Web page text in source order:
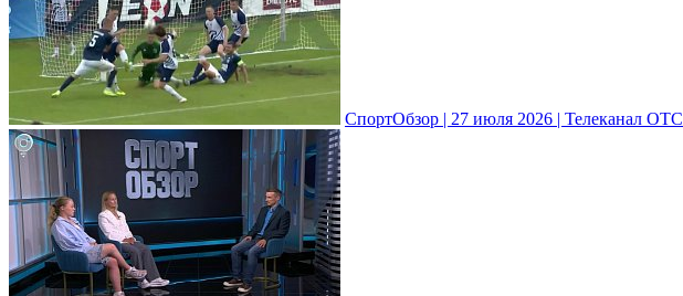
СпортОбзор | 27 июля 2026 | Телеканал ОТС